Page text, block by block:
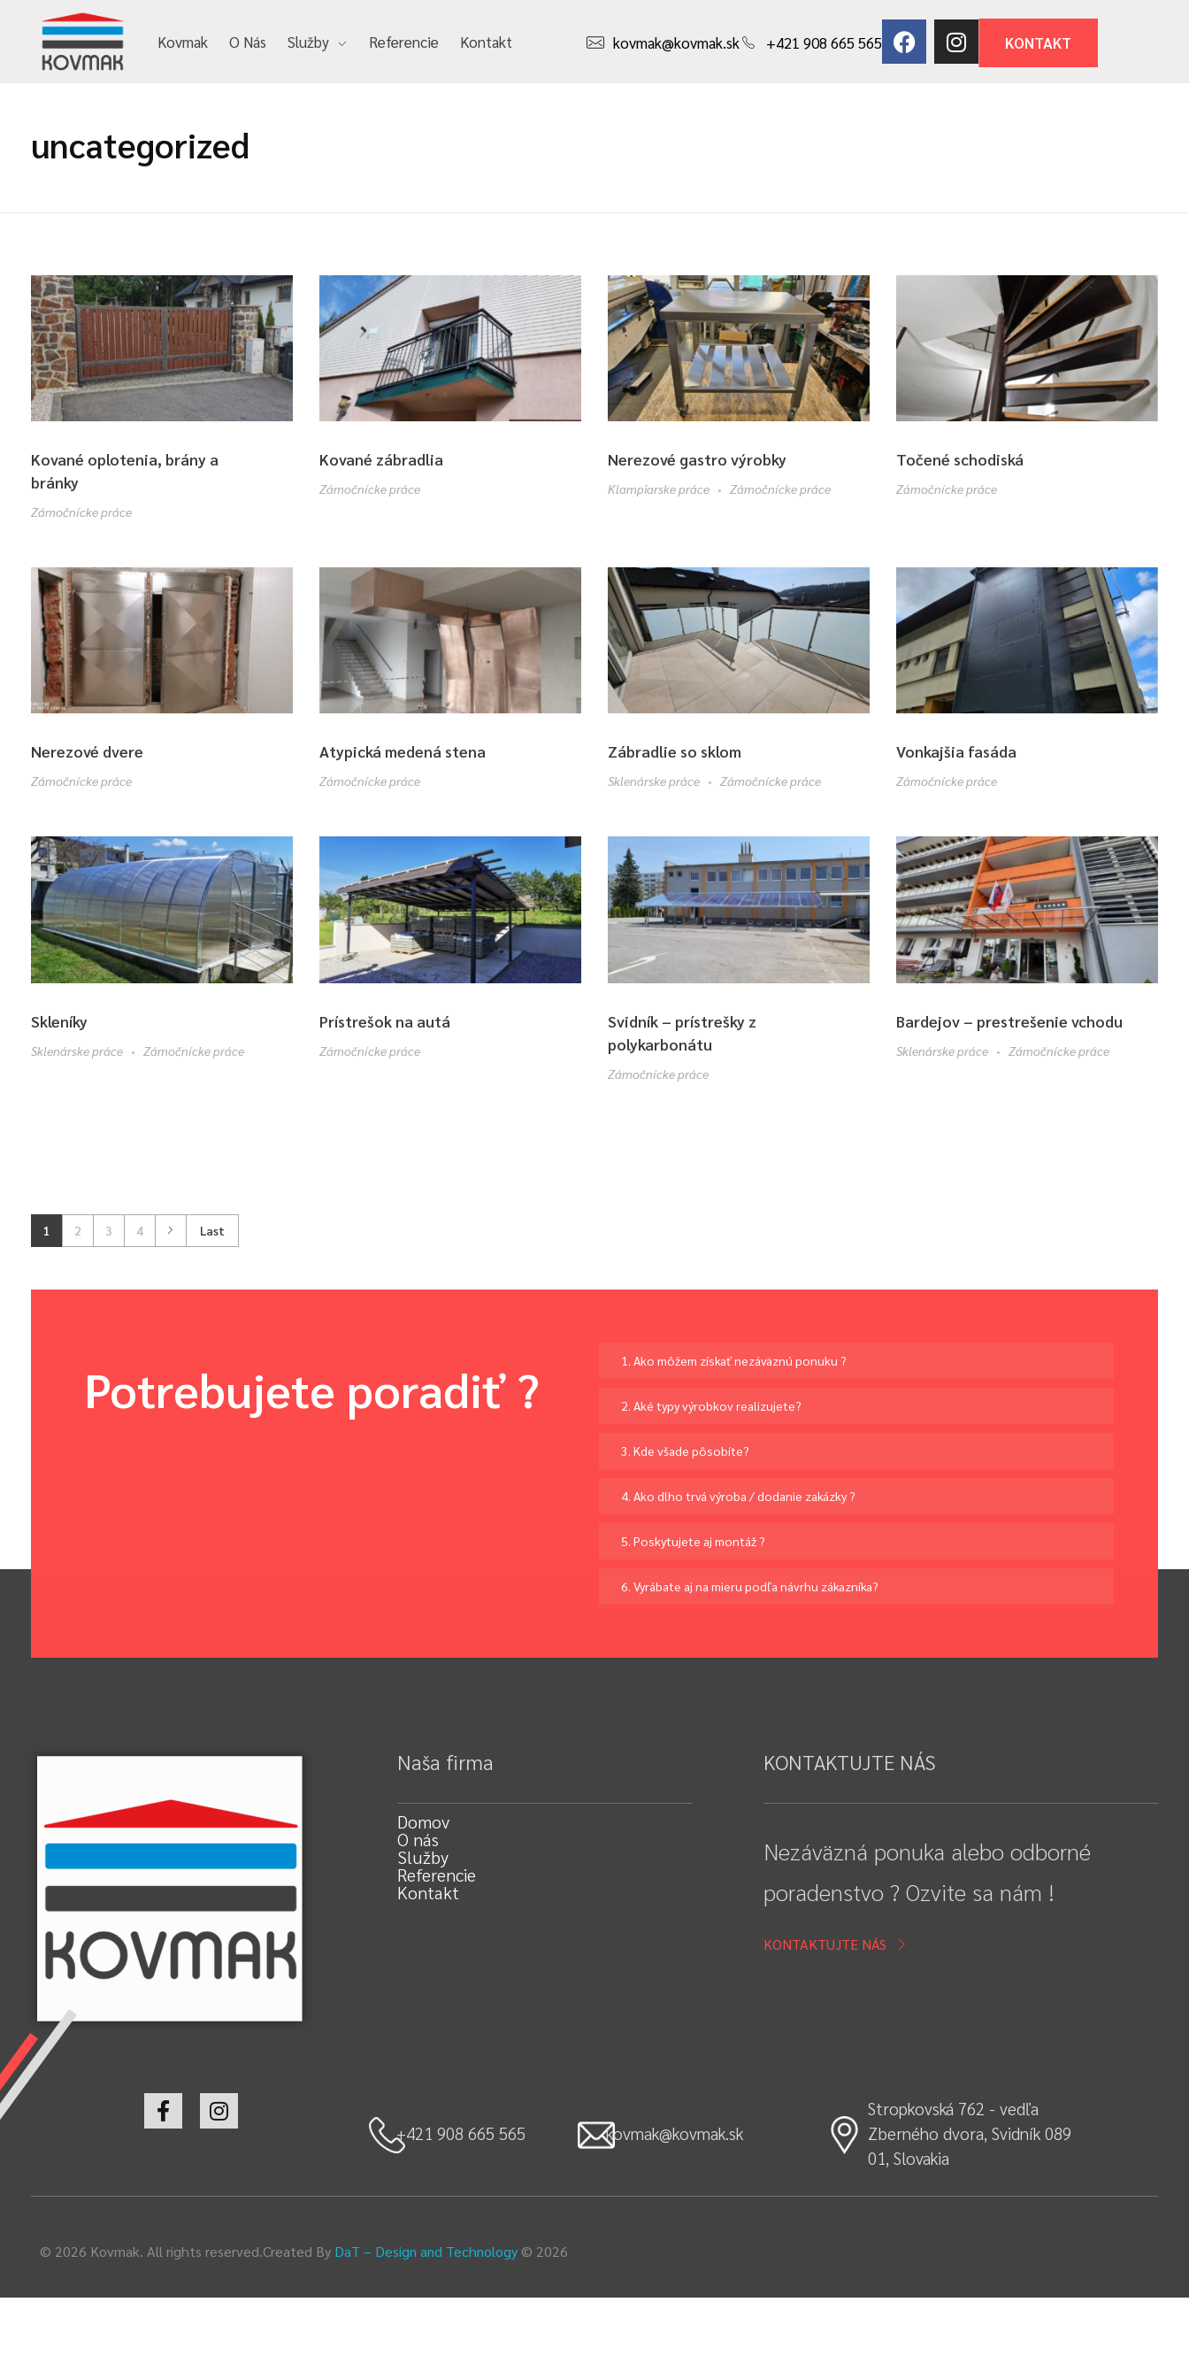
Kovmak O Nás Služby Referencie Kontakt kovmak@kovmak.sk +421 908 665 565 KONTAKT
uncategorized
Kované oplotenia, brány a
bránky
Zámočnícke práce
Kované zábradlia
Zámočnícke práce
Nerezové gastro výrobky
Klampiarske práce Zámočnícke práce
Točené schodiská
Zámočnícke práce
Nerezové dvere
Zámočnícke práce
Atypická medená stena
Zámočnícke práce
Zábradlie so sklom
Sklenárske práce Zámočnícke práce
Vonkajšia fasáda
Zámočnícke práce
Skleníky
Sklenárske práce Zámočnícke práce
Prístrešok na autá
Zámočnícke práce
Svidník – prístrešky z
polykarbonátu
Zámočnícke práce
Bardejov – prestrešenie vchodu
Sklenárske práce Zámočnícke práce
1 2 3 4 Last
Potrebujete poradiť ? 1. Ako môžem získať nezáväznú ponuku ?
2. Aké typy výrobkov realizujete?
3. Kde všade pôsobíte?
4. Ako dlho trvá výroba / dodanie zakázky ?
5. Poskytujete aj montáž ?
6. Vyrábate aj na mieru podľa návrhu zákazníka?
Naša firma
Domov
O nás
Služby
Referencie
Kontakt
KONTAKTUJTE NÁS
Nezáväzná ponuka alebo odborné
poradenstvo ? Ozvite sa nám !
KONTAKTUJTE NÁS
+421 908 665 565 kovmak@kovmak.sk
Stropkovská 762 - vedľa
Zberného dvora, Svidník 089
01, Slovakia
© 2026 Kovmak. All rights reserved.Created By DaT – Design and Technology © 2026